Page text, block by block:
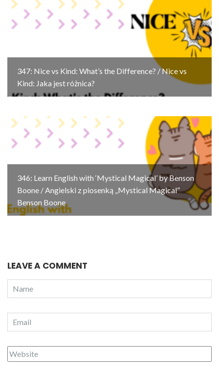
347: Nice vs Kind: What’s the Difference? / Nice vs
Kind: Jaka jest różnica?
346: Learn English with ‘Mystical Magical’ by Benson
Boone / Angielski z piosenką „Mystical Magical”
Benson Boone
LEAVE A COMMENT